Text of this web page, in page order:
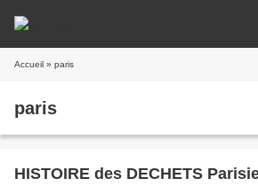
Accueil » paris
paris
HISTOIRE des DECHETS